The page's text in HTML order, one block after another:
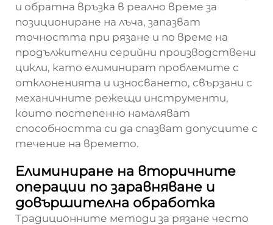
и обратна връзка в реално време за
позициониране на лъча, запазват
точността при рязане и по време на
продължителни серийни производствени
цикли, като елиминират проблемите с
отклоненията и износването, свързани с
механичните режещи инструменти,
които постепенно намаляват
способността си да спазват допусците с
течение на времето.
Елиминиране на вторичните
операции по заравняване и
довършителна обработка
Традиционните методи за рязане често